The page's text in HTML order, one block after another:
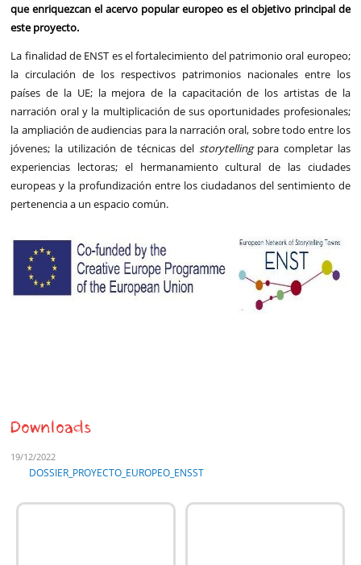
que enriquezcan el acervo popular europeo es el objetivo principal de
este proyecto.
La finalidad de ENST es el fortalecimiento del patrimonio oral europeo;
la circulación de los respectivos patrimonios nacionales entre los
países de la UE; la mejora de la capacitación de los artistas de la
narración oral y la multiplicación de sus oportunidades profesionales;
la ampliación de audiencias para la narración oral, sobre todo entre los
jóvenes; la utilización de técnicas del storytellingpara completar las
experiencias lectoras; el hermanamiento cultural de las ciudades
europeas y la profundización entre los ciudadanos del sentimiento de
pertenencia a un espacio común.
Downloads
19/12/2022
DOSSIER_PROYECTO_EUROPEO_ENSST